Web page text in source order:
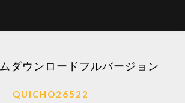
ダウンロードフルバージョン
QUICHO26522